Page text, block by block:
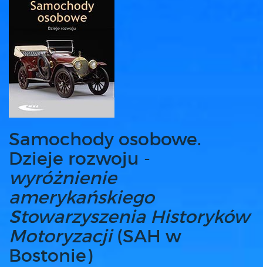
Samochody osobowe.
Dzieje rozwoju -
wyróżnienie
amerykańskiego
Stowarzyszenia Historyków
Motoryzacji(SAH w
Bostonie)